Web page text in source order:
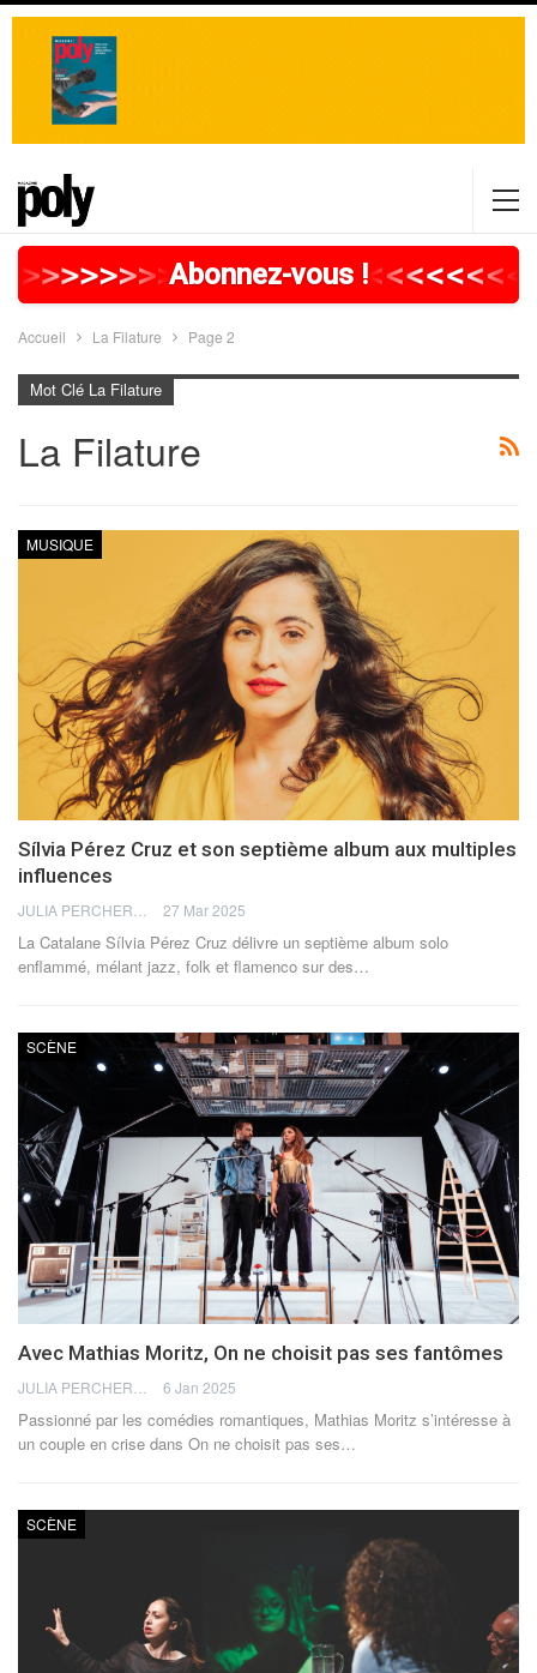
>>>>>>>>>>>>>>>>>
Abonnez-vous !<<<<<<<<
Accueil La Filature Page 2
Mot Clé La Filature
La Filature
MUSIQUE
Sílvia Pérez Cruz et son septième album aux multiples
influences
27 Mar 2025
La Catalane Sílvia Pérez Cruz délivre un septième album solo
enflammé, mélant jazz, folk et flamenco sur des…
SCÈNE
Avec Mathias Moritz, On ne choisit pas ses fantômes
6 Jan 2025
Passionné par les comédies romantiques, Mathias Moritz s’intéresse à
un couple en crise dans On ne choisit pas ses…
SCÈNE